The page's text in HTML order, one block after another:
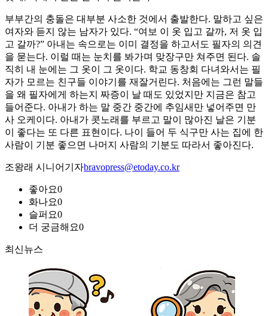
부부간의 충돌은 대부분 사소한 것에서 출발한다. 말하고 싶은
여자와 듣지 않는 남자가 있다. “여보 이 옷 입고 갈까, 저 옷 입
고 갈까?” 아내는 속으로는 이미 결정을 하고서도 필자의 의견
을 묻는다. 이럴 때는 눈치를 봐가며 맞장구만 쳐주면 된다. 솔
직히 내 눈에는 그 옷이 그 옷이다. 학교 동창회 다녀와서는 필
자가 모르는 친구들 이야기를 재잘거린다. 처음에는 그런 말들
을 왜 필자에게 하는지 짜증이 날 때도 있었지만 지금은 참고
들어준다. 아내가 하는 말 중간 중간에 추임새만 넣어주면 만
사 오케이다. 아내가 콧노래를 부르고 말이 많아진 날은 기분
이 좋다는 또 다른 표현이다. 나이 들어 두 식구만 사는 집에 한
사람이 기분 좋으면 나머지 사람의 기분도 따라서 좋아진다.
조왕래 시니어기자bravopress@etoday.co.kr
좋아요0
화나요0
슬퍼요0
더 궁금해요0
최신뉴스